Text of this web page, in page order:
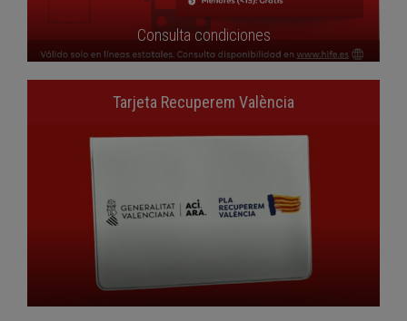
Consulta condiciones
Tarjeta Recuperem València